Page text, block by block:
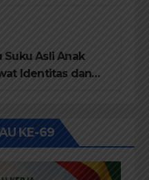
Suku Asli Anak
Identitas dan
KE-69